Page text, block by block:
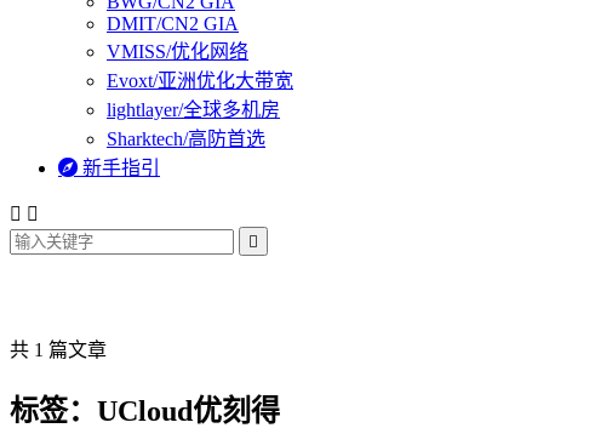
DMIT/CN2 GIA
VMISS/优化网络
Evoxt/亚洲优化大带宽
lightlayer/全球多机房
Sharktech/高防首选
 新手指引
 

共 1 篇文章
标签：UCloud优刻得